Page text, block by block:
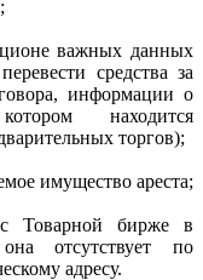
важных данных
средства за
информации о
находится
торгов);
имущество ареста;
с Товарной бирже в
отсутствует по
адресу.